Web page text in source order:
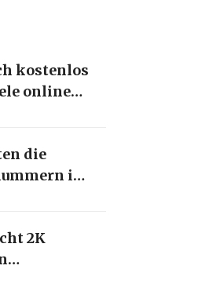
kostenlos
online
die
im
2K